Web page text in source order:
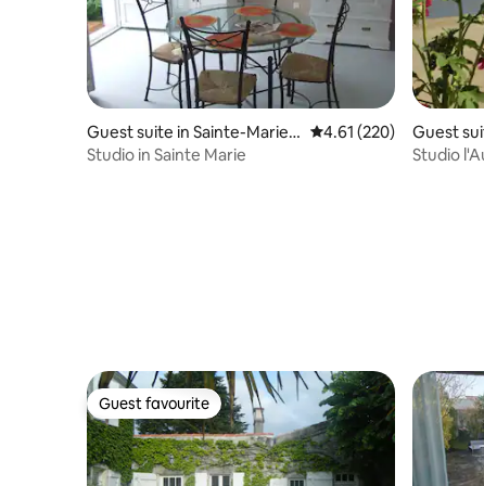
Guest suite in Sainte-Marie-
de-Ré
4.61 out of 5 average
4.61 (220)
Studio in Sainte Marie
Guest
Studio
Guest favourite
Guest favourite